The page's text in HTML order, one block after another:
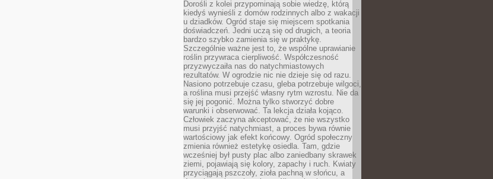
Dorośli z kolei przypominają sobie wiedzę, którą
kiedyś wynieśli z domów rodzinnych albo z wakacji
u dziadków. Ogród staje się miejscem spotkania
doświadczeń. Jedni uczą się od drugich, a teoria
bardzo szybko zamienia się w praktykę.
Szczególnie ważne jest to, że wspólne uprawianie
roślin przywraca cierpliwość. Współczesność
przyzwyczaiła nas do natychmiastowych
rezultatów. W ogrodzie nic nie dzieje się od razu.
Nasiono potrzebuje czasu, gleba potrzebuje wilgoci,
a roślina musi przejść własny rytm wzrostu. Nie da
się jej pogonić. Można tylko stworzyć dobre
warunki i obserwować. Ta lekcja działa kojąco.
Człowiek zaczyna akceptować, że nie wszystko
musi przyjść natychmiast, a proces bywa równie
wartościowy jak efekt końcowy. Ogród społeczny
zmienia również estetykę osiedla. Tam, gdzie
wcześniej był pusty plac albo zaniedbany skrawek
ziemi, pojawiają się kolory, zapachy i ruch. Kwiaty
przyciągają pszczoły, zioła pachną w słońcu, a